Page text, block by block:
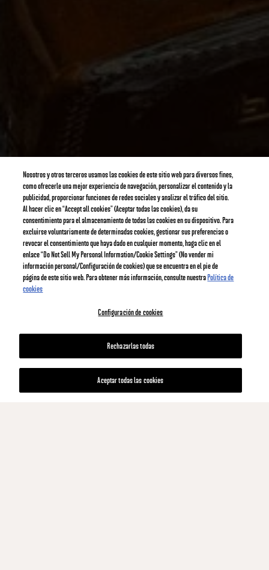
Nosotros y otros terceros usamos las cookies de este sitio web para diversos fines,
como ofrecerle una mejor experiencia de navegación, personalizar el contenido y la
publicidad, proporcionar funciones de redes sociales y analizar el tráfico del sitio.
Al hacer clic en “Accept all cookies” (Aceptar todas las cookies), da su
consentimiento para el almacenamiento de todas las cookies en su dispositivo. Para
excluirse voluntariamente de determinadas cookies, gestionar sus preferencias o
revocar el consentimiento que haya dado en cualquier momento, haga clic en el
enlace “Do Not Sell My Personal Information/Cookie Settings” (No vender mi
información personal/Configuración de cookies) que se encuentra en el pie de
página de este sitio web. Para obtener más información, consulte nuestraPolítica de
cookies
Configuración de cookies
Rechazarlas todas
Aceptar todas las cookies